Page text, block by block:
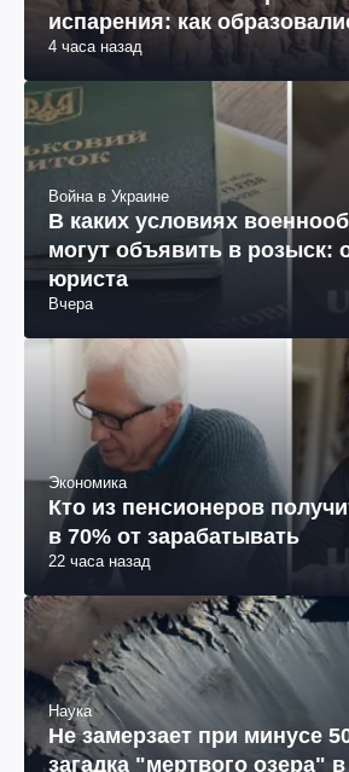
Китая заметили
испарения: как
Война в Украине
В каких условиях
могут объявить в розыск:
юриста
Экономика
Кто из пенсионеров
в 70% от зарабатывать
Наука
Не замерзает при минусе